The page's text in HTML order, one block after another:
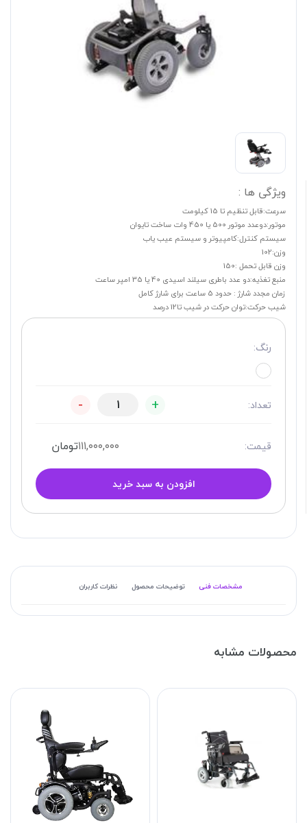
ویژگی ها :
سرعت:قابل تنظیم تا 15 کیلومت
موتور:دوعدد موتور 500 یا 450 وات ساخت تایوان
سیستم کنترل:کامپیوتر و سیستم عیب یاب
وزن:102
وزن قابل تحمل :150
منبع تغذیه:دو عدد باطری سیلند اسیدی 40 یا 35 امپر ساعت
زمان مجدد شارژ : حدود 5 ساعت برای شارژ کامل
شیب حرکت:توان حرکت در شیب تا12 درصد
رنگ:
تعداد: +
-
قیمت: ۱۱۱,۰۰۰,۰۰۰تومان
افزودن به سبد خرید
مشخصات فنی توضیحات محصول نظرات کاربران
محصولات مشابه